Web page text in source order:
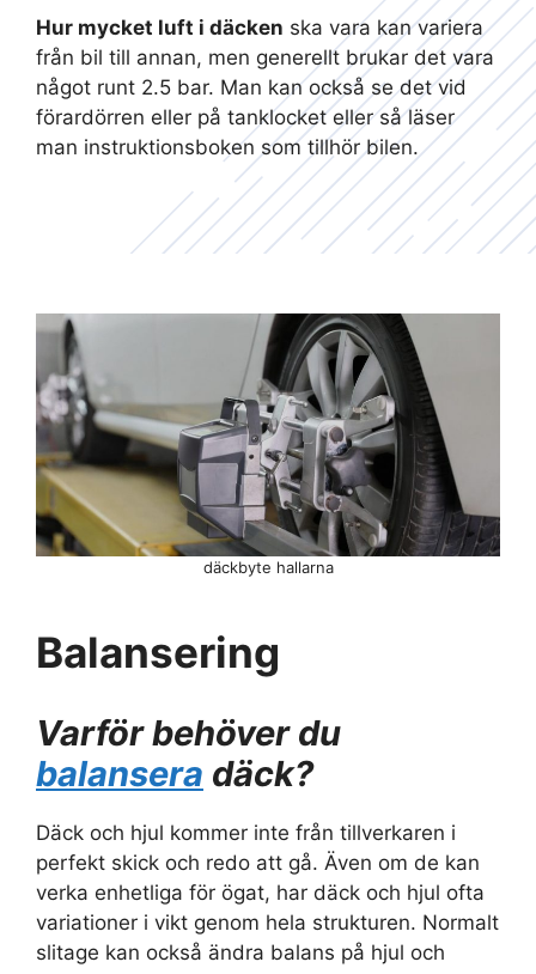
Hur mycket luft i däcken ska vara kan variera
från bil till annan, men generellt brukar det vara
något runt 2.5 bar. Man kan också se det vid
förardörren eller på tanklocket eller så läser
man instruktionsboken som tillhör bilen.
Balansering
Varför behöver du
balansera däck?
Däck och hjul kommer inte från tillverkaren i
perfekt skick och redo att gå. Även om de kan
verka enhetliga för ögat, har däck och hjul ofta
variationer i vikt genom hela strukturen. Normalt
slitage kan också ändra balans på hjul och
däckbyte hallarna